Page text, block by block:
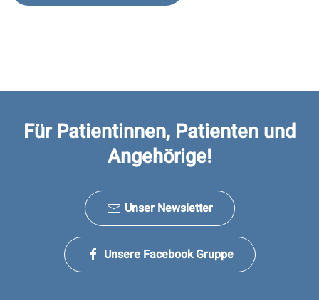
Für Patientinnen, Patienten und
Angehörige!
Unser Newsletter
Unsere Facebook Gruppe